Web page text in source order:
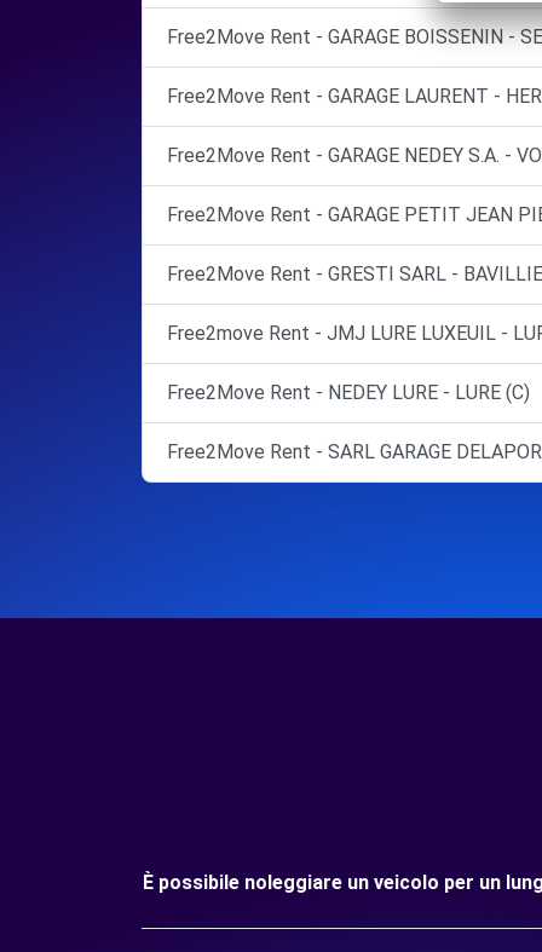
Free2Move Rent - GARAGE BOISSENIN -
Free2Move Rent - GARAGE LAURENT -
Free2Move Rent - GARAGE NEDEY S.A. -
Free2Move Rent - GARAGE PETIT JEAN
Free2Move Rent - GRESTI SARL -
Free2move Rent - JMJ LURE LUXEUIL -
Free2Move Rent - NEDEY LURE - LURE (C)
Free2Move Rent - SARL GARAGE
È possibile noleggiare un veicolo per un